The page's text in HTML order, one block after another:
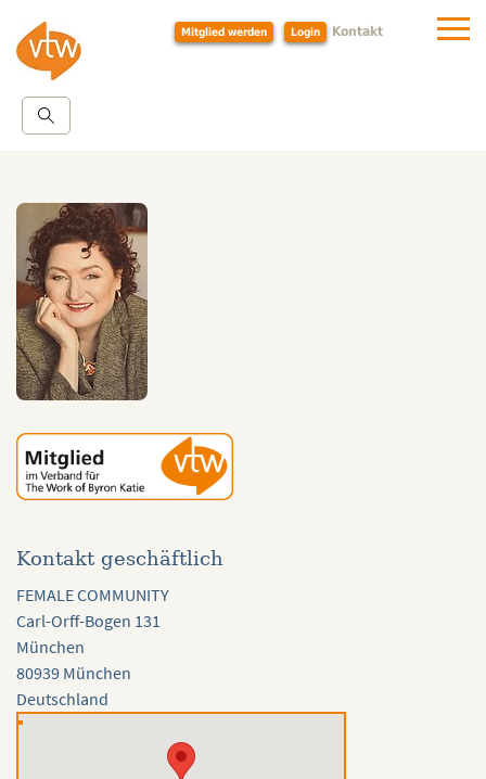
Mitglied werden Login Kontakt
Kontakt geschäftlich
FEMALE COMMUNITY
Carl-Orff-Bogen 131
München
80939 München
Deutschland